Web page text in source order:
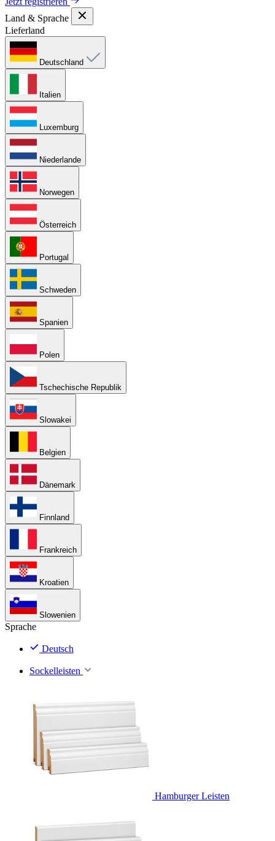
Land & Sprache
Lieferland
Deutschland
Italien
Luxemburg
Niederlande
Norwegen
Österreich
Portugal
Schweden
Spanien
Polen
Tschechische Republik
Slowakei
Belgien
Dänemark
Finnland
Frankreich
Kroatien
Slowenien
Sprache
Deutsch
Sockelleisten
Hamburger Leisten